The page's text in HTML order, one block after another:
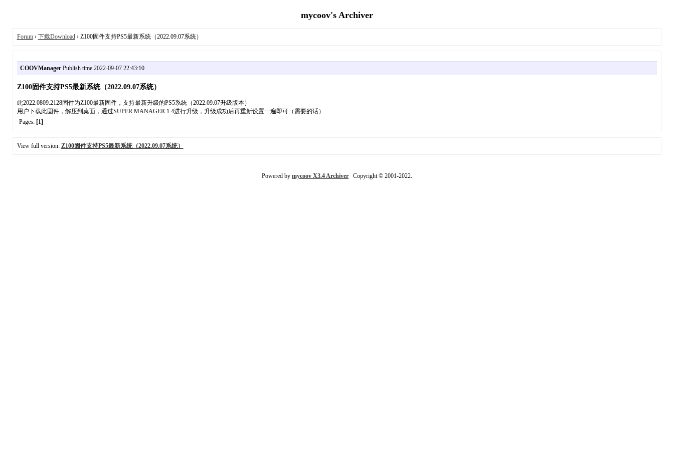
mycoov's Archiver
Forum› 下载Download› Z100固件支持PS5最新系统（2022.09.07系统）
COOVManagerPublish time 2022-09-07 22:43:10
Z100固件支持PS5最新系统（2022.09.07系统）
此2022.0809.2128固件为Z100最新固件，支持最新升级的PS5系统（2022.09.07升级版本）
用户下载此固件，解压到桌面，通过SUPER MANAGER 1.4进行升级，升级成功后再重新设置一遍即可（需要的话）
Pages: [1]
View full version: Z100固件支持PS5最新系统（2022.09.07系统）
Powered by mycoov X3.4 Archiver Copyright © 2001-2022.